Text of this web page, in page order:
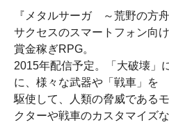
『メタルサーガ ～荒野の方
サクセスのスマートフォン向け
賞金稼ぎRPG。
2015年配信予定。「大破壊」
に、様々な武器や「戦車」を
駆使して、人類の脅威である
クターや戦車のカスタマイズ